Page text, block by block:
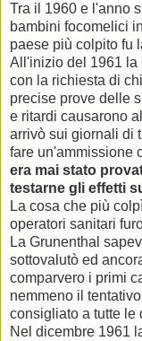
Tra il 1960 e l'anno
bambini focomelici
paese più colpito fu
All'inizio del 1961 la
con la richiesta di
precise prove delle
e ritardi causarono
arrivò sui giornali di
fare un'ammissione
era mai stato
testarne gli effetti
La cosa che più
operatori sanitari
La Grunenthal
sottovalutò ed
comparvero i primi
nemmeno il
consigliato a tutte le
Nel dicembre 1961